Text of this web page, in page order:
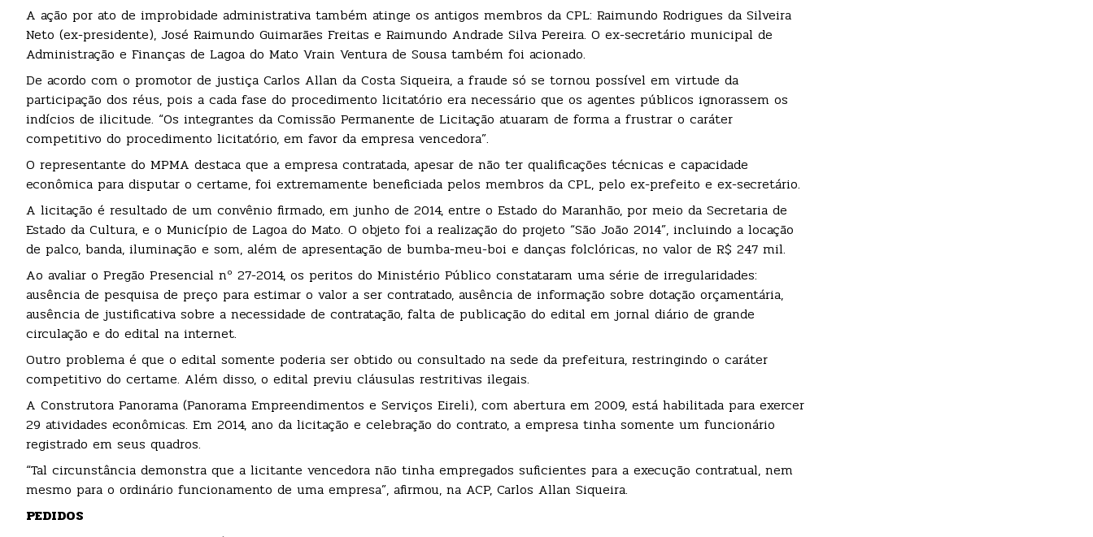
A ação por ato de improbidade administrativa também atinge os antigos membros da CPL: Raimundo Rodrigues da Silveira
Neto (ex-presidente), José Raimundo Guimarães Freitas e Raimundo Andrade Silva Pereira. O ex-secretário municipal de
Administração e Finanças de Lagoa do Mato Vrain Ventura de Sousa também foi acionado.
De acordo com o promotor de justiça Carlos Allan da Costa Siqueira, a fraude só se tornou possível em virtude da
participação dos réus, pois a cada fase do procedimento licitatório era necessário que os agentes públicos ignorassem os
indícios de ilicitude. “Os integrantes da Comissão Permanente de Licitação atuaram de forma a frustrar o caráter
competitivo do procedimento licitatório, em favor da empresa vencedora”.
O representante do MPMA destaca que a empresa contratada, apesar de não ter qualificações técnicas e capacidade
econômica para disputar o certame, foi extremamente beneficiada pelos membros da CPL, pelo ex-prefeito e ex-secretário.
A licitação é resultado de um convênio firmado, em junho de 2014, entre o Estado do Maranhão, por meio da Secretaria de
Estado da Cultura, e o Município de Lagoa do Mato. O objeto foi a realização do projeto “São João 2014”, incluindo a locação
de palco, banda, iluminação e som, além de apresentação de bumba-meu-boi e danças folclóricas, no valor de R$ 247 mil.
Ao avaliar o Pregão Presencial nº 27-2014, os peritos do Ministério Público constataram uma série de irregularidades:
ausência de pesquisa de preço para estimar o valor a ser contratado, ausência de informação sobre dotação orçamentária,
ausência de justificativa sobre a necessidade de contratação, falta de publicação do edital em jornal diário de grande
circulação e do edital na internet.
Outro problema é que o edital somente poderia ser obtido ou consultado na sede da prefeitura, restringindo o caráter
competitivo do certame. Além disso, o edital previu cláusulas restritivas ilegais.
A Construtora Panorama (Panorama Empreendimentos e Serviços Eireli), com abertura em 2009, está habilitada para exercer
29 atividades econômicas. Em 2014, ano da licitação e celebração do contrato, a empresa tinha somente um funcionário
registrado em seus quadros.
“Tal circunstância demonstra que a licitante vencedora não tinha empregados suficientes para a execução contratual, nem
mesmo para o ordinário funcionamento de uma empresa”, afirmou, na ACP, Carlos Allan Siqueira.
PEDIDOS